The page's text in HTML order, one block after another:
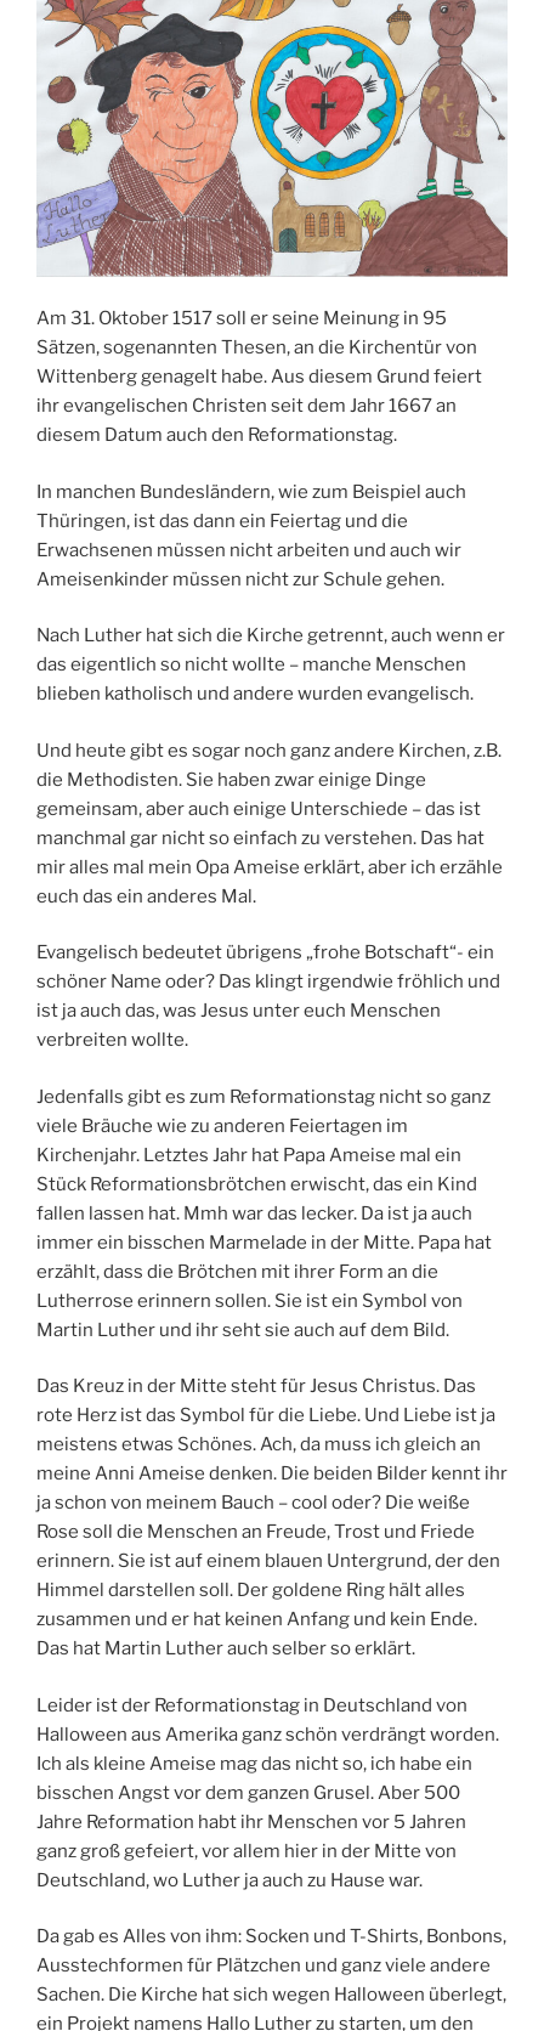
Am 31. Oktober 1517 soll er seine Meinung in 95
Sätzen, sogenannten Thesen, an die Kirchentür von
Wittenberg genagelt habe. Aus diesem Grund feiert
ihr evangelischen Christen seit dem Jahr 1667 an
diesem Datum auch den Reformationstag.
In manchen Bundesländern, wie zum Beispiel auch
Thüringen, ist das dann ein Feiertag und die
Erwachsenen müssen nicht arbeiten und auch wir
Ameisenkinder müssen nicht zur Schule gehen.
Nach Luther hat sich die Kirche getrennt, auch wenn er
das eigentlich so nicht wollte – manche Menschen
blieben katholisch und andere wurden evangelisch.
Und heute gibt es sogar noch ganz andere Kirchen, z.B.
die Methodisten. Sie haben zwar einige Dinge
gemeinsam, aber auch einige Unterschiede – das ist
manchmal gar nicht so einfach zu verstehen. Das hat
mir alles mal mein Opa Ameise erklärt, aber ich erzähle
euch das ein anderes Mal.
Evangelisch bedeutet übrigens „frohe Botschaft“- ein
schöner Name oder? Das klingt irgendwie fröhlich und
ist ja auch das, was Jesus unter euch Menschen
verbreiten wollte.
Jedenfalls gibt es zum Reformationstag nicht so ganz
viele Bräuche wie zu anderen Feiertagen im
Kirchenjahr. Letztes Jahr hat Papa Ameise mal ein
Stück Reformationsbrötchen erwischt, das ein Kind
fallen lassen hat. Mmh war das lecker. Da ist ja auch
immer ein bisschen Marmelade in der Mitte. Papa hat
erzählt, dass die Brötchen mit ihrer Form an die
Lutherrose erinnern sollen. Sie ist ein Symbol von
Martin Luther und ihr seht sie auch auf dem Bild.
Das Kreuz in der Mitte steht für Jesus Christus. Das
rote Herz ist das Symbol für die Liebe. Und Liebe ist ja
meistens etwas Schönes. Ach, da muss ich gleich an
meine Anni Ameise denken. Die beiden Bilder kennt ihr
ja schon von meinem Bauch – cool oder? Die weiße
Rose soll die Menschen an Freude, Trost und Friede
erinnern. Sie ist auf einem blauen Untergrund, der den
Himmel darstellen soll. Der goldene Ring hält alles
zusammen und er hat keinen Anfang und kein Ende.
Das hat Martin Luther auch selber so erklärt.
Leider ist der Reformationstag in Deutschland von
Halloween aus Amerika ganz schön verdrängt worden.
Ich als kleine Ameise mag das nicht so, ich habe ein
bisschen Angst vor dem ganzen Grusel. Aber 500
Jahre Reformation habt ihr Menschen vor 5 Jahren
ganz groß gefeiert, vor allem hier in der Mitte von
Deutschland, wo Luther ja auch zu Hause war.
Da gab es Alles von ihm: Socken und T-Shirts, Bonbons,
Ausstechformen für Plätzchen und ganz viele andere
Sachen. Die Kirche hat sich wegen Halloween überlegt,
ein Projekt namens Hallo Luther zu starten, um den